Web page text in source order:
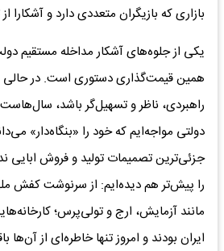
بازاری که بازیگران متعددی دارد و
یکی از جلوه‌های آشکار مداخله مستقیم
همین قیمت‌گذاری دستوری است. در حالی
راهبردی، ناظر و تسهیل‌گر باشد، سال‌هاست
دولتی مواجه‌ایم که خود را «بنگاه‌دار»
جزئی‌ترین تصمیمات تولید و فروش ابایی
را پیش‌تر هم دیده‌ایم: از سرنوشت کفش
مانند آزمایش، ارج و تولی‌پرس؛
ایران بودند و امروز تنها خاطره‌ای از